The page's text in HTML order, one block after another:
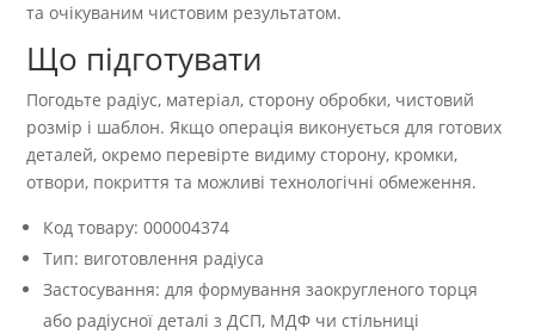
та очікуваним чистовим результатом.
Що підготувати
Погодьте радіус, матеріал, сторону обробки, чистовий
розмір і шаблон. Якщо операція виконується для готових
деталей, окремо перевірте видиму сторону, кромки,
отвори, покриття та можливі технологічні обмеження.
Код товару: 000004374
Тип: виготовлення радіуса
Застосування: для формування заокругленого торця
або радіусної деталі з ДСП, МДФ чи стільниці